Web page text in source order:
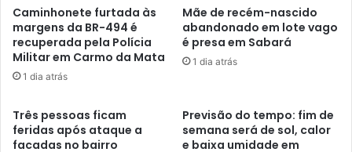
Caminhonete furtada às
margens da BR-494 é
recuperada pela Polícia
Militar em Carmo da Mata
1 dia atrás
Mãe de recém-nascido
abandonado em lote vago
é presa em Sabará
1 dia atrás
Três pessoas ficam
feridas após ataque a
facadas no bairro
Previsão do tempo: fim de
semana será de sol, calor
e baixa umidade em